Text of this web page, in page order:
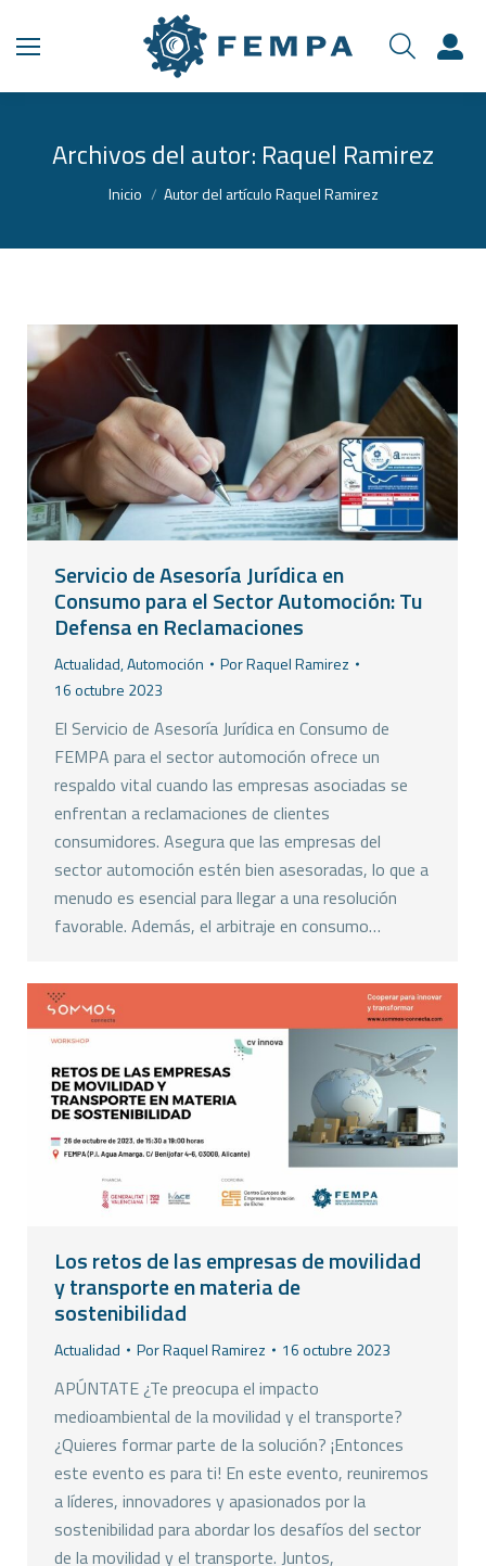
Archivos del autor: Raquel Ramirez
Estás aquí:
Inicio Autor del artículo Raquel Ramirez
Servicio de Asesoría Jurídica en
Consumo para el Sector Automoción: Tu
Defensa en Reclamaciones
Actualidad,Automoción PorRaquel Ramirez
16 octubre 2023
El Servicio de Asesoría Jurídica en Consumo de
FEMPA para el sector automoción ofrece un
respaldo vital cuando las empresas asociadas se
enfrentan a reclamaciones de clientes
consumidores. Asegura que las empresas del
sector automoción estén bien asesoradas, lo que a
menudo es esencial para llegar a una resolución
favorable. Además, el arbitraje en consumo…
Los retos de las empresas de movilidad
y transporte en materia de
sostenibilidad
Actualidad PorRaquel Ramirez 16 octubre 2023
APÚNTATE ¿Te preocupa el impacto
medioambiental de la movilidad y el transporte?
¿Quieres formar parte de la solución? ¡Entonces
este evento es para ti! En este evento, reuniremos
a líderes, innovadores y apasionados por la
sostenibilidad para abordar los desafíos del sector
de la movilidad y el transporte. Juntos,